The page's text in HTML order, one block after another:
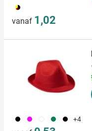
103
vanaf 1,02
001 046 002 004 005 +4